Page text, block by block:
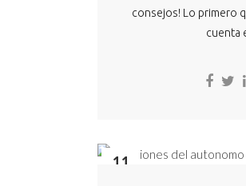
consejos! Lo primero
cuenta
11